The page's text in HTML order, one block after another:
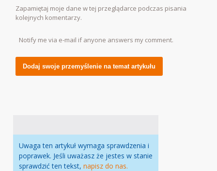
Zapamiętaj moje dane w tej przeglądarce podczas pisania
kolejnych komentarzy.
Notify me via e-mail if anyone answers my comment.
Uwaga ten artykuł wymaga sprawdzenia i
poprawek. Jeśli uważasz że jestes w stanie
sprawdzić ten tekst,napisz do nas.